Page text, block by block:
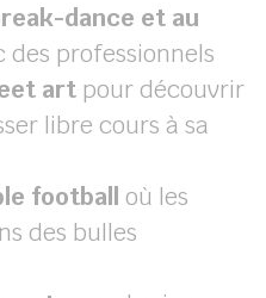
dance et au
des professionnels
art pour découvrir
libre cours à sa
football où les
des bulles